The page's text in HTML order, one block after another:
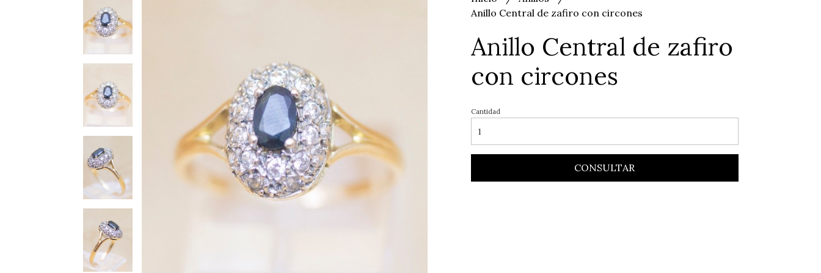
Anillo Central de zafiro con circones
Anillo Central de zafiro
con circones
Cantidad
CONSULTAR